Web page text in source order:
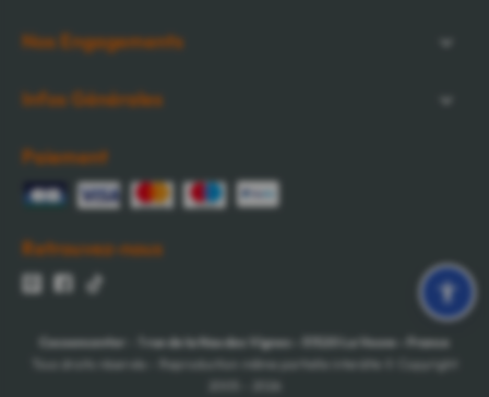
Nos Engagements
Infos Générales
Paiement
Retrouvez-nous
Cocooncenter 1 rue de la Nau des Vignes La Veuve
France
Tous droits réservés - Reproduction même partielle interdite © Copyright